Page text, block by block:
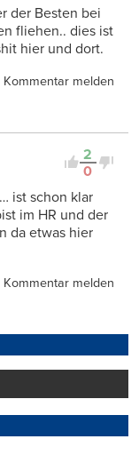
der Besten bei
fliehen.. dies ist
hier und dort.
Kommentar melden
2
0
ist schon klar
im HR und der
da etwas hier
Kommentar melden